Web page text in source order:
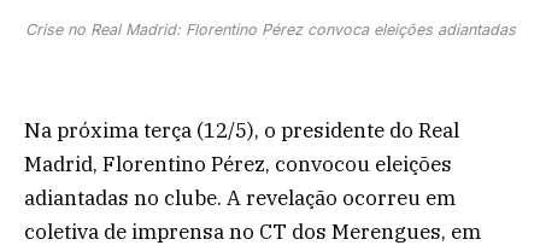
Crise no Real Madrid: Florentino Pérez convoca eleições adiantadas
Na próxima terça (12/5), o presidente do Real
Madrid, Florentino Pérez, convocou eleições
adiantadas no clube. A revelação ocorreu em
coletiva de imprensa no CT dos Merengues, em